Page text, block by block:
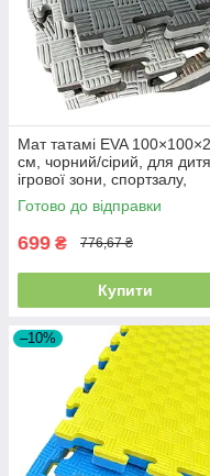
Мат татамі EVA
см, чорний/сірий, для
ігрової зони, спортзалу,
садочка, школи
Готово до відправки
699 ₴ 776,67 ₴
Купити
–10%